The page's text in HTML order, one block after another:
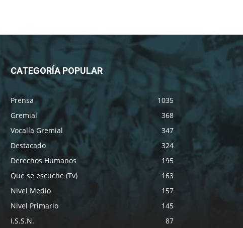
CATEGORÍA POPULAR
Prensa
1035
Gremial
368
Vocalía Gremial
347
Destacado
324
Derechos Humanos
195
Que se escuche (Tv)
163
Nivel Medio
157
Nivel Primario
145
I.S.S.N.
87